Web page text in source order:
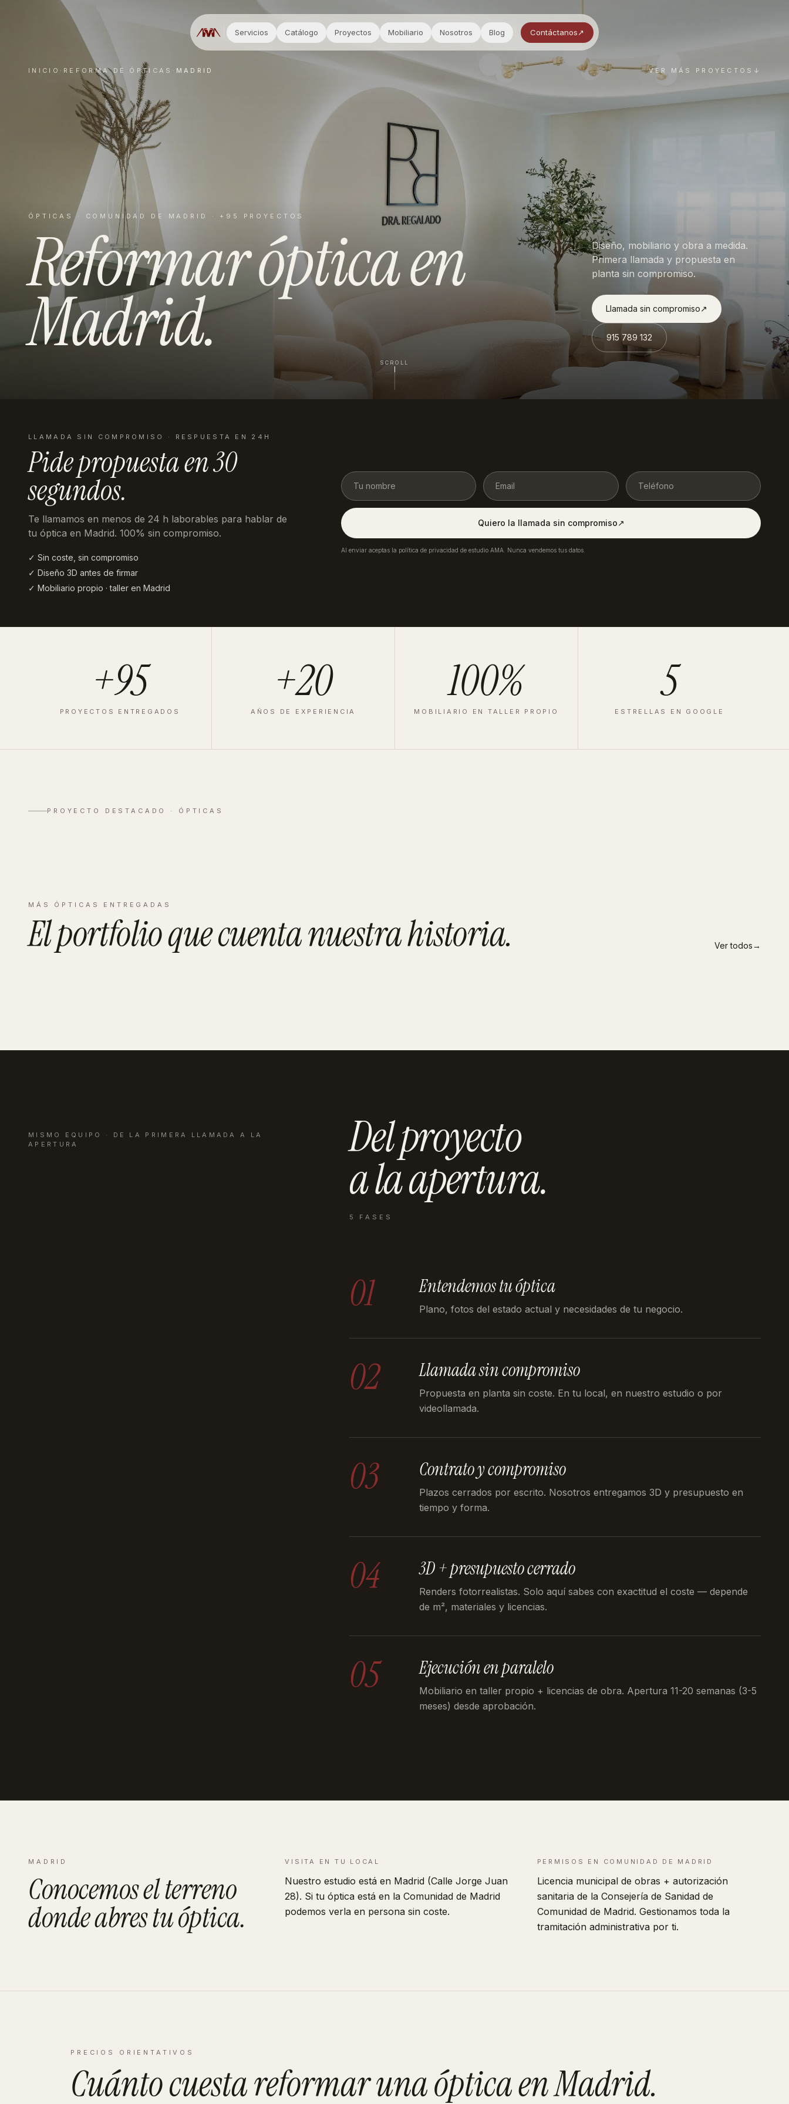
Servicios Catálogo Proyectos Mobiliario Nosotros Blog Contáctanos↗︎
VER MÁS PROYECTOS ↓
INICIO · REFORMA DE ÓPTICAS · MADRID
ÓPTICAS · COMUNIDAD DE MADRID · +95 PROYECTOS
Reformarópticaen
Madrid.
Diseño, mobiliario y obra a medida.
Primera llamada y propuesta en
planta sin compromiso.
Llamada sin compromiso↗︎
915 789 132
SCROLL
LLAMADA SIN COMPROMISO · RESPUESTA EN 24H
Pide propuesta en30
segundos.
Te llamamos en menos de 24 h laborables para hablar de
tu óptica en Madrid. 100% sin compromiso.
✓ Sin coste, sin compromiso
✓ Diseño 3D antes de firmar
✓ Mobiliario propio · taller en Madrid
Quiero la llamada sin compromiso↗︎
Al enviar aceptas la política de privacidad de estudio AMA. Nunca vendemos tus datos.
+95
PROYECTOS ENTREGADOS
+20
AÑOS DE EXPERIENCIA
100%
MOBILIARIO EN TALLER PROPIO
5
ESTRELLAS EN GOOGLE
PROYECTO DESTACADO · ÓPTICAS
Zeiss Valladolid
MÁS ÓPTICAS ENTREGADAS
El portfolio quecuenta nuestra historia. Ver todos→
PAMPLONA
MISMO EQUIPO · DE LA PRIMERA LLAMADA A LA
APERTURA
Del proyecto
a laapertura.
5 FASES
01 Entendemos tu óptica
Plano, fotos del estado actual y necesidades de tu negocio.
02 Llamada sin compromiso
Propuesta en planta sin coste. En tu local, en nuestro estudio o por
videollamada.
03 Contrato y compromiso
Plazos cerrados por escrito. Nosotros entregamos 3D y presupuesto en
tiempo y forma.
04 3D + presupuesto cerrado
Renders fotorrealistas. Solo aquí sabes con exactitud el coste — depende
de m², materiales y licencias.
05 Ejecución en paralelo
Mobiliario en taller propio + licencias de obra. Apertura 11-20 semanas (3-5
meses) desde aprobación.
MADRID
Conocemos el terreno
donde abres tuóptica.
VISITA EN TU LOCAL
Nuestro estudio está en Madrid (Calle Jorge Juan
28). Si tu óptica está en la Comunidad de Madrid
podemos verla en persona sin coste.
PERMISOS EN COMUNIDAD DE MADRID
Licencia municipal de obras + autorización
sanitaria de la Consejería de Sanidad de
Comunidad de Madrid. Gestionamos toda la
tramitación administrativa por ti.
PRECIOS ORIENTATIVOS
Cuánto cuesta reformaruna ópticaenMadrid.